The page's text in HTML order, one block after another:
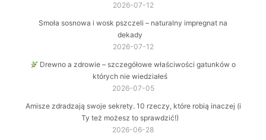
2026-07-12
Smoła sosnowa i wosk pszczeli – naturalny impregnat na
dekady
2026-07-12
Drewno a zdrowie – szczegółowe właściwości gatunków o
których nie wiedziałeś
2026-07-05
Amisze zdradzają swoje sekrety. 10 rzeczy, które robią inaczej (i
Ty też możesz to sprawdzić!)
2026-06-28